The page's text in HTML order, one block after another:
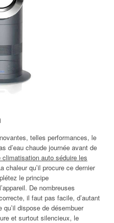
telles performances, le
d’eau chaude journée avant de
auto séduire les
chaleur qu’il procure ce dernier
le principe
De nombreuses
il faut pas facile, d’autant
dispose de désembuer
et surtout silencieux, le